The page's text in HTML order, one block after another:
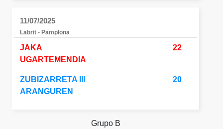
11/07/2025
Labrit - Pamplona
JAKA
UGARTEMENDIA
22
ZUBIZARRETA III
ARANGUREN
20
Grupo B